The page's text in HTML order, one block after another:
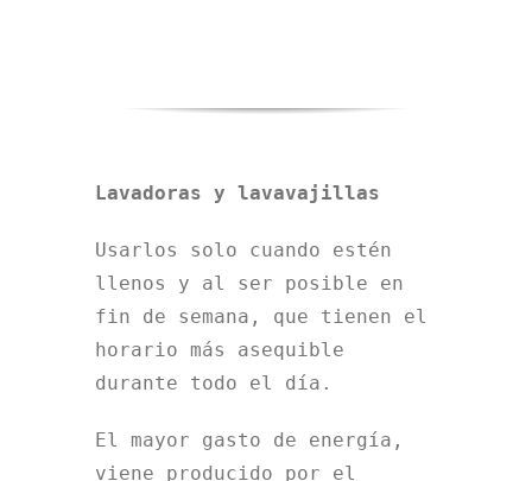
Lavadoras y lavavajillas
Usarlos solo cuando estén
llenos y al ser posible en
fin de semana, que tienen el
horario más asequible
durante todo el día.
El mayor gasto de energía,
viene producido por el